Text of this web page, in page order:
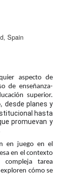
Spain
aspecto de
de enseñanza-
superior.
desde planes y
hasta
promuevan y
en juego en el
en el contexto
tarea
cómo se